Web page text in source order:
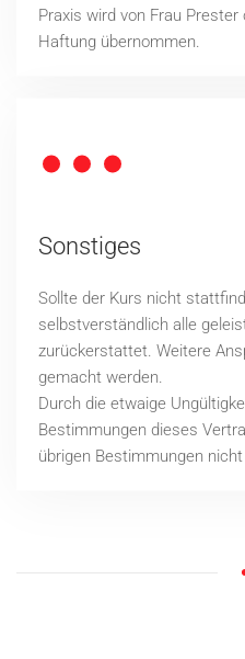
Praxis wird von Frau
Haftung übernommen.
Sonstiges
Sollte der Kurs nicht
selbstverständlich alle
zurückerstattet. Weitere
gemacht werden.
Durch die etwaige
Bestimmungen dieses
übrigen Bestimmungen